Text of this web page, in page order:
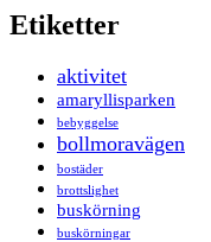
Etiketter
aktivitet
amaryllisparken
bebyggelse
bollmoravägen
bostäder
brottslighet
buskörning
buskörningar